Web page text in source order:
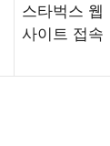
스타벅스 웹
사이트 접속